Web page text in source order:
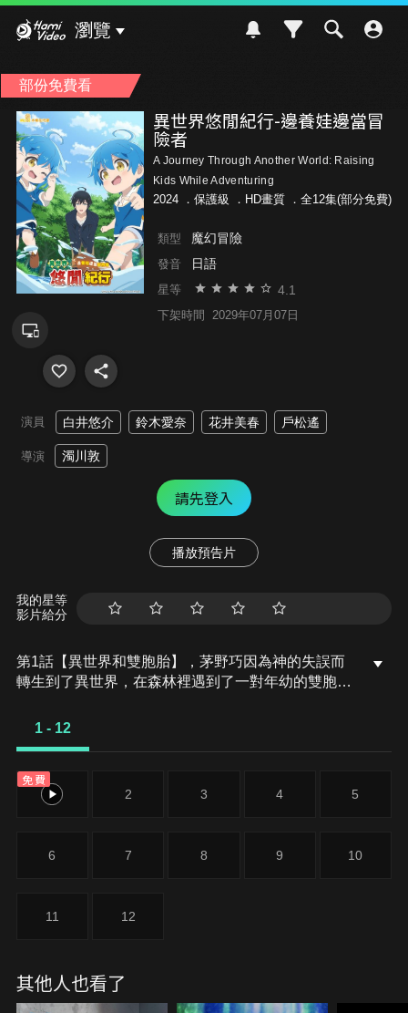
瀏覽
部份免費看
異世界悠閒紀行-邊養娃邊當冒
險者
A Journey Through Another World: Raising
Kids While Adventuring
2024 ． 保護級 ．HD畫質 ．全12集(部分免費)
類型 魔幻冒險
發音 日語
星等 4.1
下架時間 2029年07月07日
演員 白井悠介 鈴木愛奈 花井美春 戶松遙
導演 濁川敦
請先登入
播放預告片
我的星等
影片給分
第1話【異世界和雙胞胎】，茅野巧因為神的失誤而
轉生到了異世界，在森林裡遇到了一對年幼的雙胞
帶他們一起到鎮上。這時魔物出現了！巧急忙想要保
1 - 12
免費
1 2 3 4 5
6 7 8 9 10
11 12
其他人也看了